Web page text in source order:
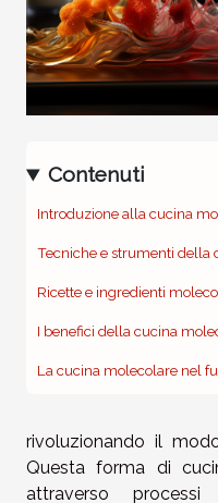
Contenuti
Introduzione alla cucina
Tecniche e strumenti della
Ricette e ingredienti
I benefici della cucina
La cucina molecolare nel
rivoluzionando il
Questa forma di
attraverso